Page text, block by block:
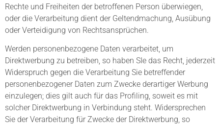
Rechte und Freiheiten der betroffenen Person überwiegen,
oder die Verarbeitung dient der Geltendmachung, Ausübung
oder Verteidigung von Rechtsansprüchen.
Werden personenbezogene Daten verarbeitet, um
Direktwerbung zu betreiben, so haben SIe das Recht, jederzeit
Widerspruch gegen die Verarbeitung Sie betreffender
personenbezogener Daten zum Zwecke derartiger Werbung
einzulegen; dies gilt auch für das Profiling, soweit es mit
solcher Direktwerbung in Verbindung steht. Widersprechen
Sie der Verarbeitung für Zwecke der Direktwerbung, so